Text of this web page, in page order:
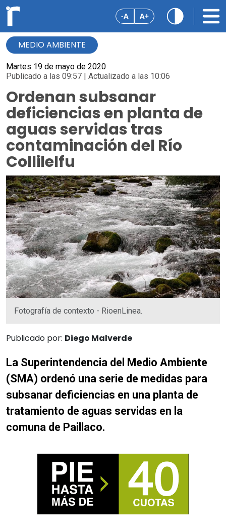
-A A+
MEDIO AMBIENTE
Martes 19 de mayo de 2020
Publicado a las 09:57 | Actualizado a las 10:06
Ordenan subsanar
deficiencias en planta de
aguas servidas tras
contaminación del Río
Collilelfu
Fotografía de contexto - RioenLinea.
Publicado por: Diego Malverde
La Superintendencia del Medio Ambiente
(SMA) ordenó una serie de medidas para
subsanar deficiencias en una planta de
tratamiento de aguas servidas en la
comuna de Paillaco.